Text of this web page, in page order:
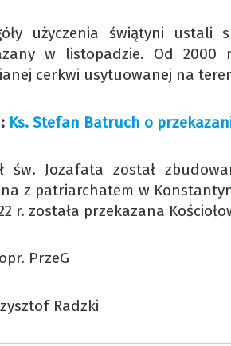
użyczenia świątyni ustali
w listopadzie. Od 2000
cerkwi usytuowanej na
Ks. Stefan Batruch o
św. Jozafata został
z patriarchatem w
r. została przekazana
PrzeG
Radzki